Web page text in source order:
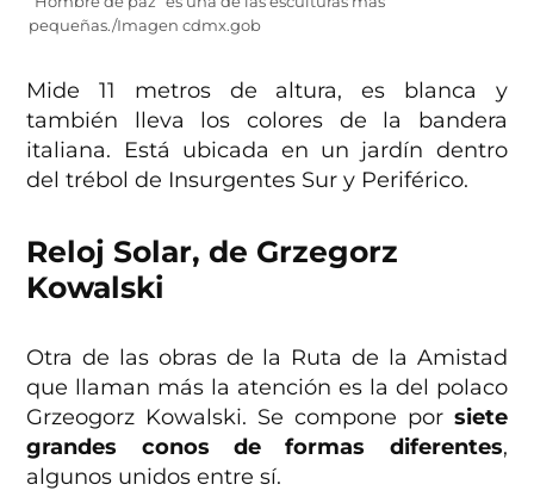
pequeñas./Imagen cdmx.gob
Mide 11 metros de altura, es blanca y
también lleva los colores de la bandera
italiana. Está ubicada en un jardín dentro
del trébol de Insurgentes Sur y Periférico.
Reloj Solar, de Grzegorz
Kowalski
Otra de las obras de la Ruta de la Amistad
que llaman más la atención es la del polaco
Grzeogorz Kowalski. Se compone por siete
grandes conos de formas diferentes,
algunos unidos entre sí.